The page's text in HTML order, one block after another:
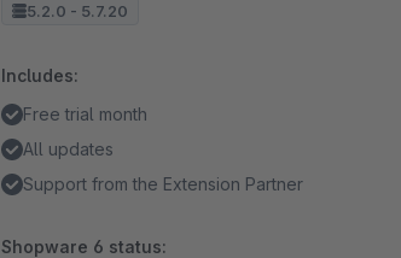
5.2.0 - 5.7.20
Includes:
Free trial month
All updates
Support from the Extension Partner
Shopware 6 status: